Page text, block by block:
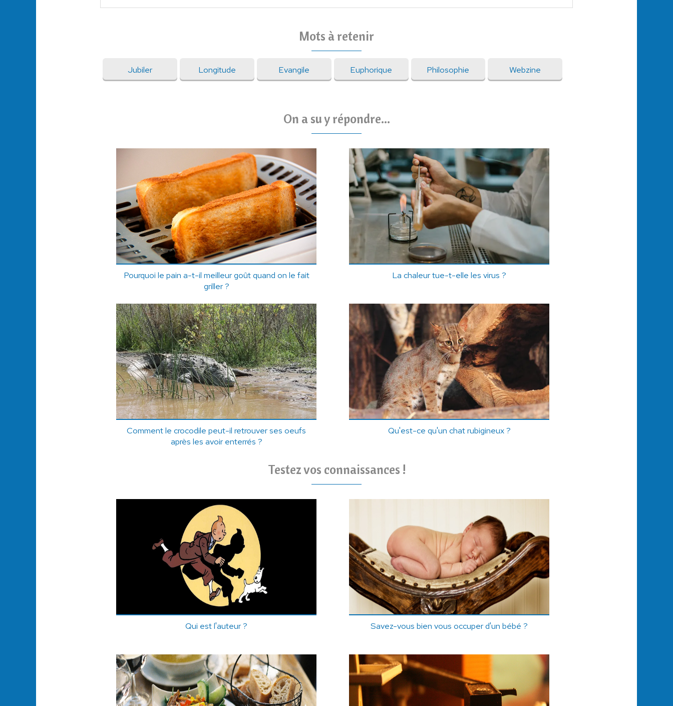
Mots à retenir
Jubiler Longitude Evangile Euphorique Philosophie Webzine
On a su y répondre...
Pourquoi le pain a-t-il meilleur goût quand on le fait
griller ?
La chaleur tue-t-elle les virus ?
Comment le crocodile peut-il retrouver ses oeufs
après les avoir enterrés ?
Qu'est-ce qu'un chat rubigineux ?
Testez vos connaissances !
Qui est l'auteur ? Savez-vous bien vous occuper d'un bébé ?